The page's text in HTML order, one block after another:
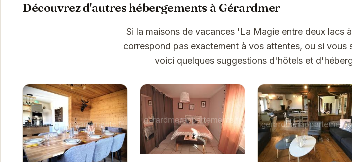
Découvrez d'autres hébergements à Gérardmer
Si la maisons de vacances 'La Magie entre deux lacs
correspond pas exactement à vos attentes, ou si
voici quelques suggestions d'hôtels et